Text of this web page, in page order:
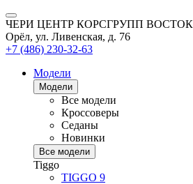
ЧЕРИ ЦЕНТР КОРСГРУПП ВОСТОК
Орёл, ул. Ливенская, д. 76
+7 (486) 230-32-63
Модели
Модели
Все модели
Кроссоверы
Седаны
Новинки
Все модели
Tiggo
TIGGO 9